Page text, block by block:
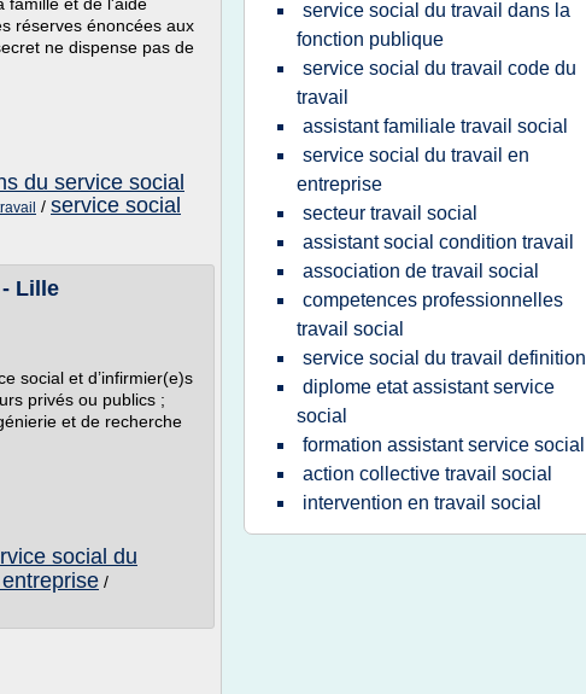
réserves énoncées aux
ne dispense pas de
du service social
/ service social
- Lille
social et d’infirmier(e)s
privés ou publics ;
et de recherche
social du
/
service social du travail dans la
fonction publique
service social du travail code du
travail
assistant familiale travail social
service social du travail en
entreprise
secteur travail social
assistant social condition travail
association de travail social
competences professionnelles
travail social
service social du travail definition
diplome etat assistant service
social
formation assistant service social
action collective travail social
intervention en travail social